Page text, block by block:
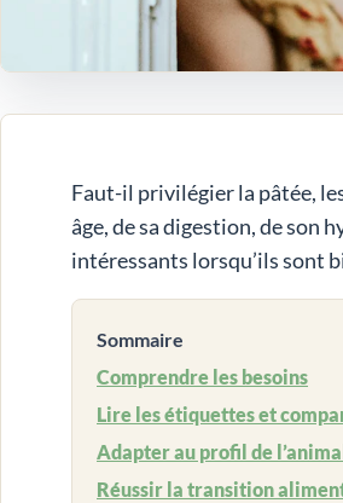
Faut-il privilégier la pâtée,
âge, de sa digestion, de son
intéressants lorsqu’ils sont
Sommaire
Comprendre les besoins
Lire les étiquettes et
Adapter au profil de l’animal
Réussir la transition